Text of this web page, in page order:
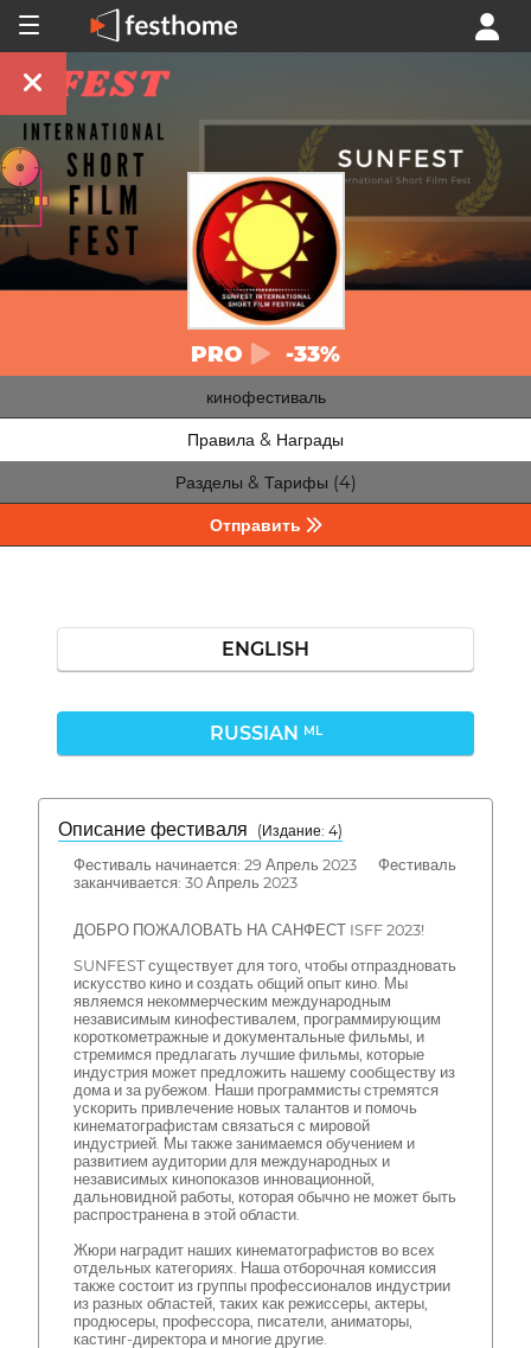
PRO -33%
кинофестиваль
Правила & Награды
Разделы & Тарифы (4)
Отправить
ENGLISH
RUSSIAN ML
Описание фестиваля
( Издание: 4)
Фестиваль начинается: 29 Апрель 2023 Фестиваль
заканчивается: 30 Апрель 2023
ДОБРО ПОЖАЛОВАТЬ НА САНФЕСТ ISFF 2023!
SUNFEST существует для того, чтобы отпраздновать
искусство кино и создать общий опыт кино. Мы
являемся некоммерческим международным
независимым кинофестивалем, программирующим
короткометражные и документальные фильмы, и
стремимся предлагать лучшие фильмы, которые
индустрия может предложить нашему сообществу из
дома и за рубежом. Наши программисты стремятся
ускорить привлечение новых талантов и помочь
кинематографистам связаться с мировой
индустрией. Мы также занимаемся обучением и
развитием аудитории для международных и
независимых кинопоказов инновационной,
дальновидной работы, которая обычно не может быть
распространена в этой области.
Жюри наградит наших кинематографистов во всех
отдельных категориях. Наша отборочная комиссия
также состоит из группы профессионалов индустрии
из разных областей, таких как режиссеры, актеры,
продюсеры, профессора, писатели, аниматоры,
кастинг-директора и многие другие.